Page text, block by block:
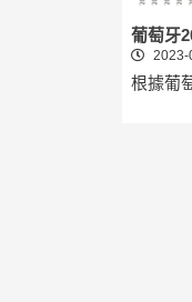
葡萄牙
2023-
根據葡